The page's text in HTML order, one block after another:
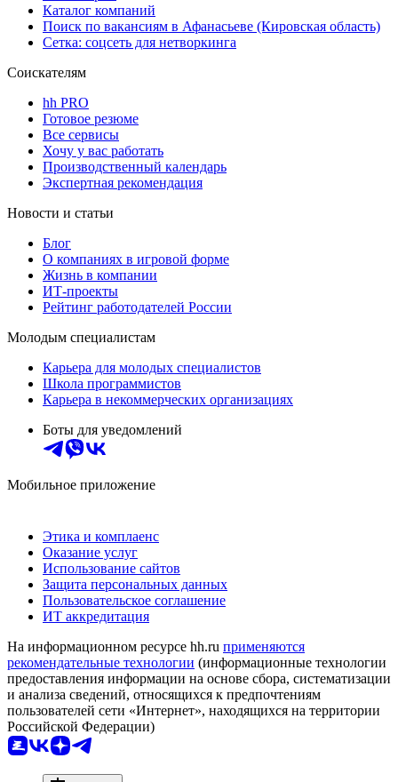
Каталог компаний
Поиск по вакансиям в Афанасьеве (Кировская область)
Сетка: соцсеть для нетворкинга
Соискателям
hh PRO
Готовое резюме
Все сервисы
Хочу у вас работать
Производственный календарь
Экспертная рекомендация
Новости и статьи
Блог
О компаниях в игровой форме
Жизнь в компании
ИТ-проекты
Рейтинг работодателей России
Молодым специалистам
Карьера для молодых специалистов
Школа программистов
Карьера в некоммерческих организациях
Боты для уведомлений
Мобильное приложение
Этика и комплаенс
Оказание услуг
Использование сайтов
Защита персональных данных
Пользовательское соглашение
ИТ аккредитация
На информационном ресурсе hh.ru применяются
рекомендательные технологии (информационные технологии
предоставления информации на основе сбора, систематизации
и анализа сведений, относящихся к предпочтениям
пользователей сети «Интернет», находящихся на территории
Российской Федерации)